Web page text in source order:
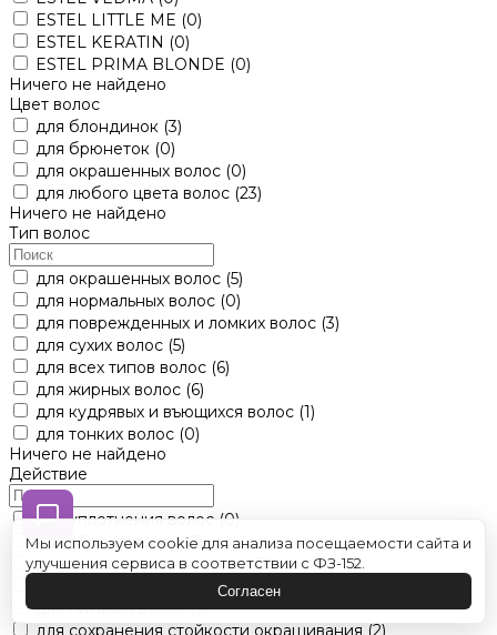
ESTEL LITTLE ME (0)
ESTEL KERATIN (0)
ESTEL PRIMA BLONDE (0)
Ничего не найдено
Цвет волос
для блондинок (3)
для брюнеток (0)
для окрашенных волос (0)
для любого цвета волос (23)
Ничего не найдено
Тип волос
для окрашенных волос (5)
для нормальных волос (0)
для поврежденных и ломких волос (3)
для сухих волос (5)
для всех типов волос (6)
для жирных волос (6)
для кудрявых и въющихся волос (1)
для тонких волос (0)
Ничего не найдено
Действие
для уплотнения волос (0)
для объема волос(2)
для восстановления волос(2)
для нейтрализации желтизны волос
для питания волос(5)
для сохранения стойкости окрашивания (2)
Мы используем cookie для анализа посещаемости сайта и
улучшения сервиса в соответствии с ФЗ-152.
Согласен